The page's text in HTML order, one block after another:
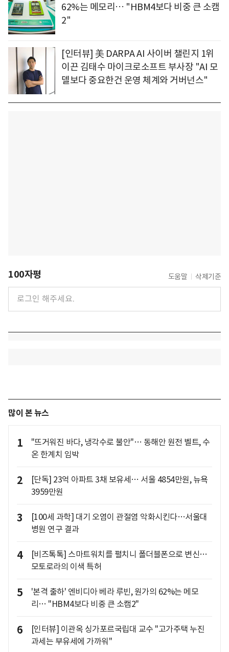
62%는 메모리… "HBM4보다 비중 큰 소캠
2"
[인터뷰] 美 DARPA AI 사이버 챌린지 1위
이끈 김태수 마이크로소프트 부사장 "AI 모
델보다 중요한건 운영 체계와 거버넌스"
100자평 도움말 삭제기준
많이 본 뉴스
1
"뜨거워진 바다, 냉각수로 불안"… 동해안 원전 벨트, 수
온 한계치 임박
2
[단독] 23억 아파트 3채 보유세… 서울 4854만원, 뉴욕
3959만원
3
[100세 과학] 대기 오염이 관절염 악화시킨다…서울대
병원 연구 결과
4
[비즈톡톡] 스마트워치를 펼치니 폴더블폰으로 변신…
모토로라의 이색 특허
5
'본격 출하' 엔비디아 베라 루빈, 원가의 62%는 메모
리… "HBM4보다 비중 큰 소캠2"
6
[인터뷰] 이관옥 싱가포르국립대 교수 "고가주택 누진
과세는 부유세에 가까워"